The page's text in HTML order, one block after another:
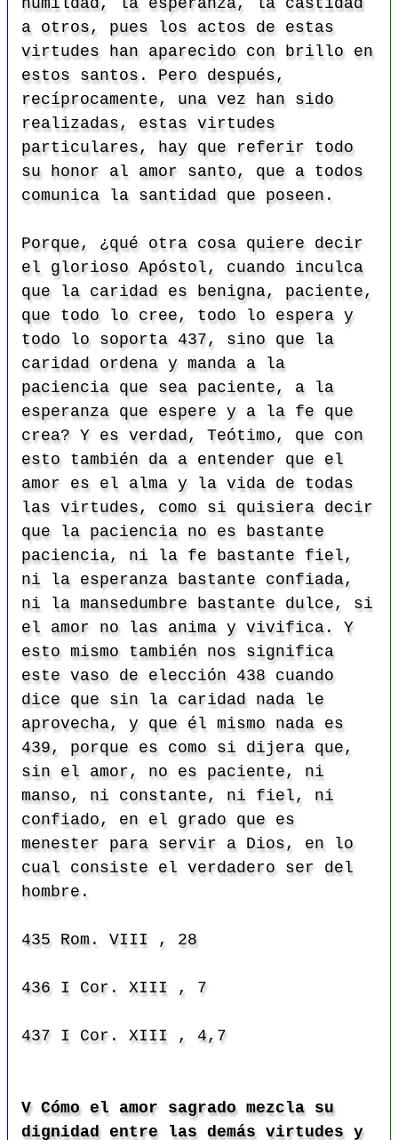
humildad, la esperanza, la castidad
a otros, pues los actos de estas
virtudes han aparecido con brillo en
estos santos. Pero después,
recíprocamente, una vez han sido
realizadas, estas virtudes
particulares, hay que referir todo
su honor al amor santo, que a todos
comunica la santidad que poseen.
Porque, ¿qué otra cosa quiere decir
el glorioso Apóstol, cuando inculca
que la caridad es benigna, paciente,
que todo lo cree, todo lo espera y
todo lo soporta 437, sino que la
caridad ordena y manda a la
paciencia que sea paciente, a la
esperanza que espere y a la fe que
crea? Y es verdad, Teótimo, que con
esto también da a entender que el
amor es el alma y la vida de todas
las virtudes, como si quisiera decir
que la paciencia no es bastante
paciencia, ni la fe bastante fiel,
ni la esperanza bastante confiada,
ni la mansedumbre bastante dulce, si
el amor no las anima y vivifica. Y
esto mismo también nos significa
este vaso de elección 438 cuando
dice que sin la caridad nada le
aprovecha, y que él mismo nada es
439, porque es como si dijera que,
sin el amor, no es paciente, ni
manso, ni constante, ni fiel, ni
confiado, en el grado que es
menester para servir a Dios, en lo
cual consiste el verdadero ser del
hombre.
435 Rom. VIII , 28
436 I Cor. XIII , 7
437 I Cor. XIII , 4,7
V Cómo el amor sagrado mezcla su
dignidad entre las demás virtudes y